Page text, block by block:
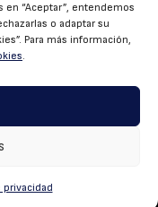
en “Aceptar”, entendemos
o adaptar su
Para más información,
privacidad
2026